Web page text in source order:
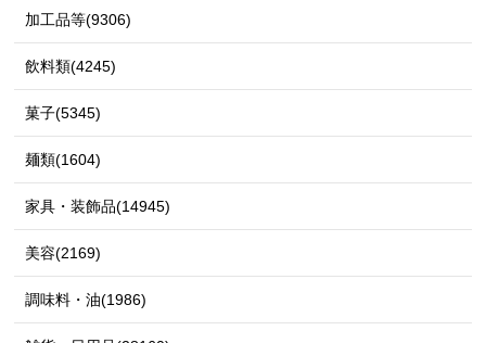
加工品等(9306)
飲料類(4245)
菓子(5345)
麺類(1604)
家具・装飾品(14945)
美容(2169)
調味料・油(1986)